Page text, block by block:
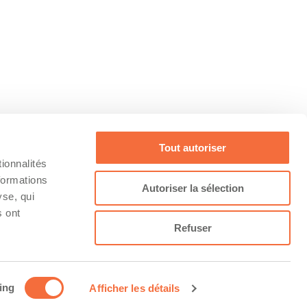
qui
ont
Afficher les détails
Tout autoriser
Autoriser la sélection
Refuser
Conditions Facebook